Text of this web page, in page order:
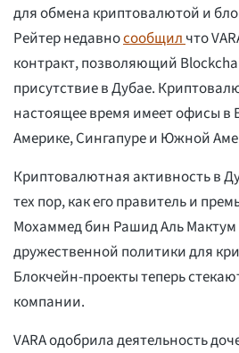
для обмена криптовалютой и
Рейтер недавносообщил что
контракт, позволяющий
присутствие в Дубае.
настоящее время имеет офисы в
Америке, Сингапуре и Южной
Криптовалютная активность в
тех пор, как его правитель и
Мохаммед бин Рашид Аль
дружественной политики для
Блокчейн-проекты теперь
компании.
VARA одобрила деятельность